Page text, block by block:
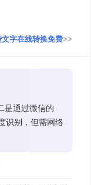
字在线转换免费>>
是通过微信的
识别，但需网络